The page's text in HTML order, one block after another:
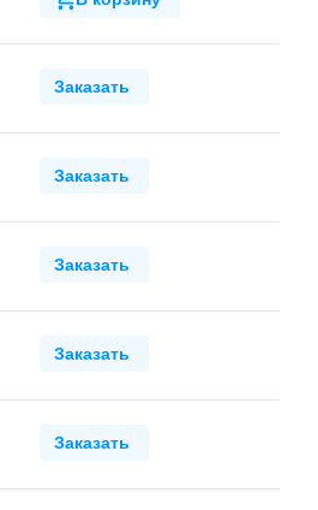
Заказать
Заказать
Заказать
Заказать
Заказать